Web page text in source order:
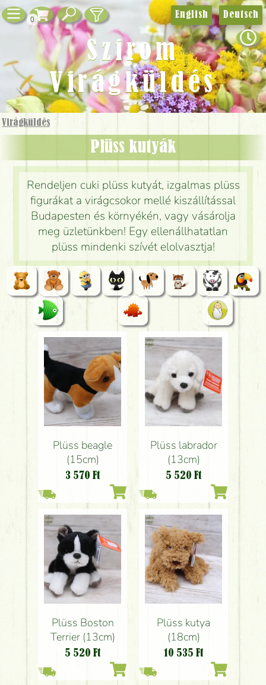
0
Virágküldés
Plüss kutyák
Rendeljen cuki plüss kutyát, izgalmas plüss
figurákat a virágcsokor mellé kiszállítással
Budapesten és környékén, vagy vásárolja
meg üzletünkben! Egy ellenállhatatlan
plüss mindenki szívét elolvasztja!
Plüss beagle
(15cm)
3 570 Ft
Plüss labrador
(13cm)
5 520 Ft
Plüss Boston
Terrier (13cm)
5 520 Ft
Plüss kutya
(18cm)
10 535 Ft
English Deutsch
Szirom
Virágküldés